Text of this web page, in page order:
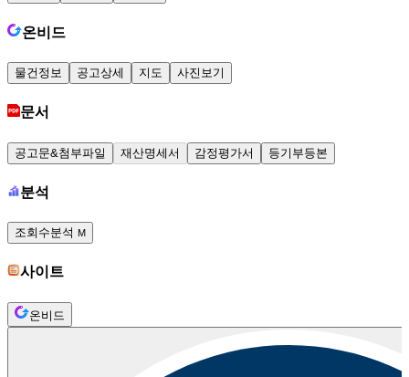
온비드
물건정보 공고상세 지도 사진보기
문서
공고문&첨부파일 재산명세서 감정평가서 등기부등본
분석
조회수분석 M
사이트
온비드